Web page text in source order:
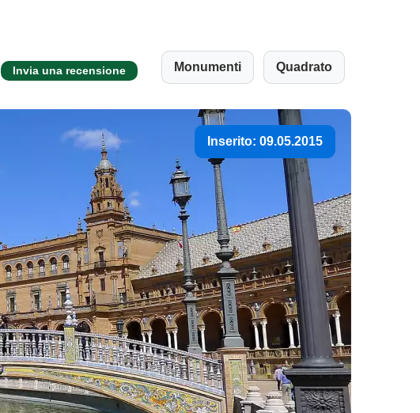
Invia una recensione Monumenti Quadrato
Inserito: 09.05.2015